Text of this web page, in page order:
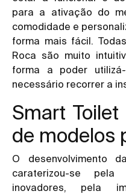
para a ativação do
comodidade e
forma mais fácil.
Roca são muito
forma a poder
necessário recorrer a
Smart
de modelos
O desenvolvimento
caraterizou-se pela
inovadores, pela